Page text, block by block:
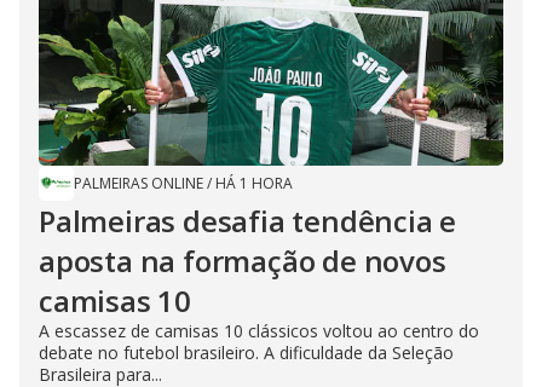
PALMEIRAS ONLINE/ HÁ 1 HORA
Palmeiras desafia tendência e
aposta na formação de novos
camisas 10
A escassez de camisas 10 clássicos voltou ao centro do
debate no futebol brasileiro. A dificuldade da Seleção
Brasileira para...